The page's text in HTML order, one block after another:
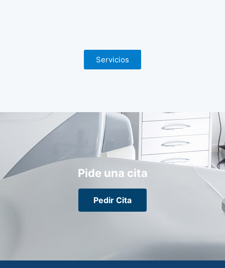
Servicios
Pide una cita
Pedir Cita